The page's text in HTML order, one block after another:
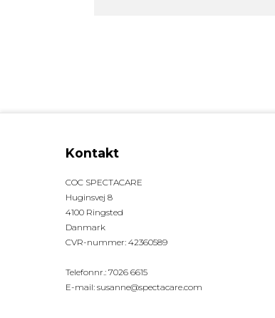
Kontakt
COC SPECTACARE
Huginsvej 8
4100 Ringsted
Danmark
CVR-nummer: 42360589
Telefonnr. : 7026 6615
E-mail: susanne@spectacare.com